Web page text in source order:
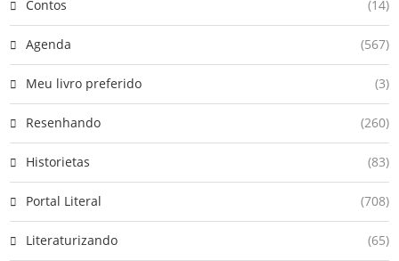
Contos (14)
Agenda (567)
Meu livro preferido (3)
Resenhando (260)
Historietas (83)
Portal Literal (708)
Literaturizando (65)